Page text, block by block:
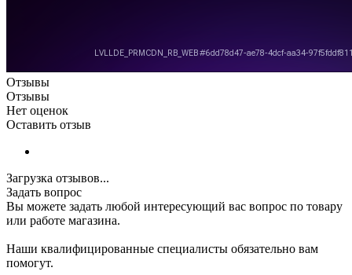
Отзывы
Отзывы
Нет оценок
Оставить отзыв
Загрузка отзывов...
Задать вопрос
Вы можете задать любой интересующий вас вопрос по товару
или работе магазина.
Наши квалифицированные специалисты обязательно вам
помогут.